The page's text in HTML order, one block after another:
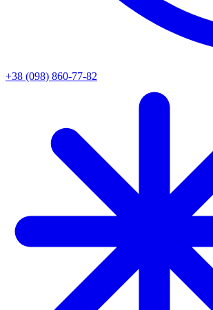
+38 (098) 860-77-82